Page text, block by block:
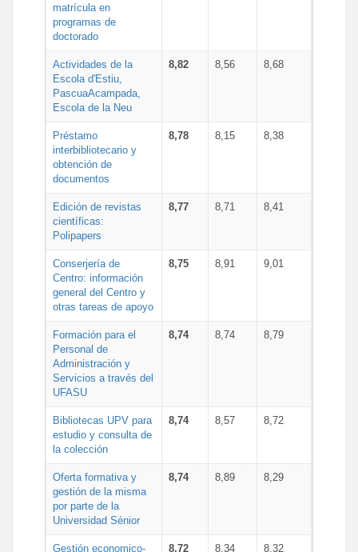
matrícula en
programas de
doctorado
Actividades de la
Escola d'Estiu,
PascuaAcampada,
Escola de la Neu
8,82 8,56 8,68
Préstamo
interbibliotecario y
obtención de
documentos
8,78 8,15 8,38
Edición de revistas
científicas:
Polipapers
8,77 8,71 8,41
Conserjería de
Centro: información
general del Centro y
otras tareas de apoyo
8,75 8,91 9,01
Formación para el
Personal de
Administración y
Servicios a través del
UFASU
8,74 8,74 8,79
Bibliotecas UPV para
estudio y consulta de
la colección
8,74 8,57 8,72
Oferta formativa y
gestión de la misma
por parte de la
Universidad Sénior
8,74 8,89 8,29
Gestión economico- 8,72 8,34 8,32